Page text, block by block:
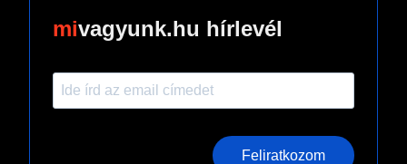
vagyunk.hu hírlevél
Feliratkozom